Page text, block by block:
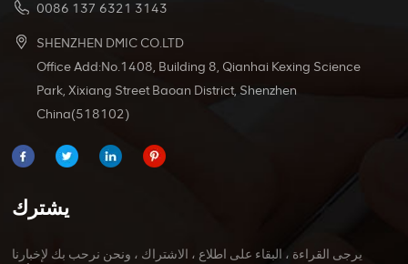
0086 137 6321 3143
SHENZHEN DMIC CO.LTD
Office Add:No.1408, Building 8, Qianhai Kexing Science
Park, Xixiang Street Baoan District, Shenzhen
China(518102)
يشترك
يرجى القراءة ، البقاء على اطلاع ، الاشتراك ، ونحن نرحب بك لإخبارنا